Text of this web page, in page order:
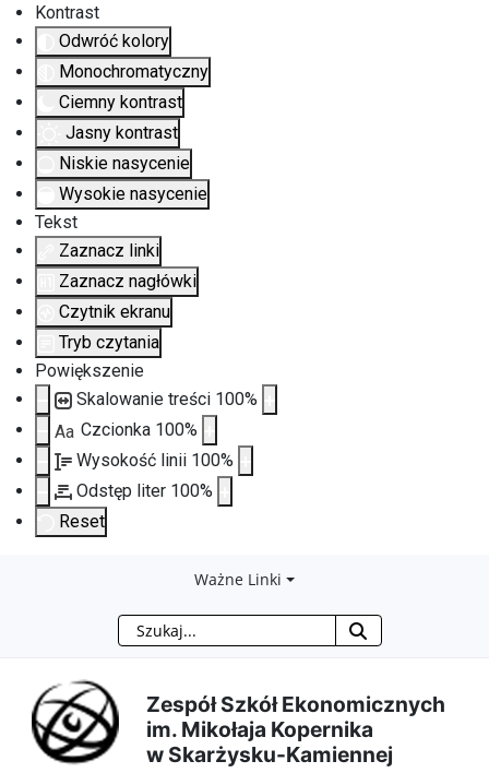
Kontrast
Odwróć kolory
Monochromatyczny
Ciemny kontrast
Jasny kontrast
Niskie nasycenie
Wysokie nasycenie
Tekst
Zaznacz linki
Zaznacz nagłówki
Czytnik ekranu
Tryb czytania
Powiększenie
Skalowanie treści 100%
Aa Czcionka 100%
Wysokość linii 100%
Odstęp liter 100%
Reset
treści
głównej
menu
nawigacyjnego
wyszukiwarki
mapy
strony
Ważne Linki
Szukaj
Zespół Szkół Ekonomicznych
im. Mikołaja Kopernika
w Skarżysku-Kamiennej